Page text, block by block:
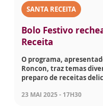
SANTA RECEITA
Bolo Festivo
Receita
O programa,
Roncon, traz temas
preparo de receitas
23 MAI 2025 - 17H30